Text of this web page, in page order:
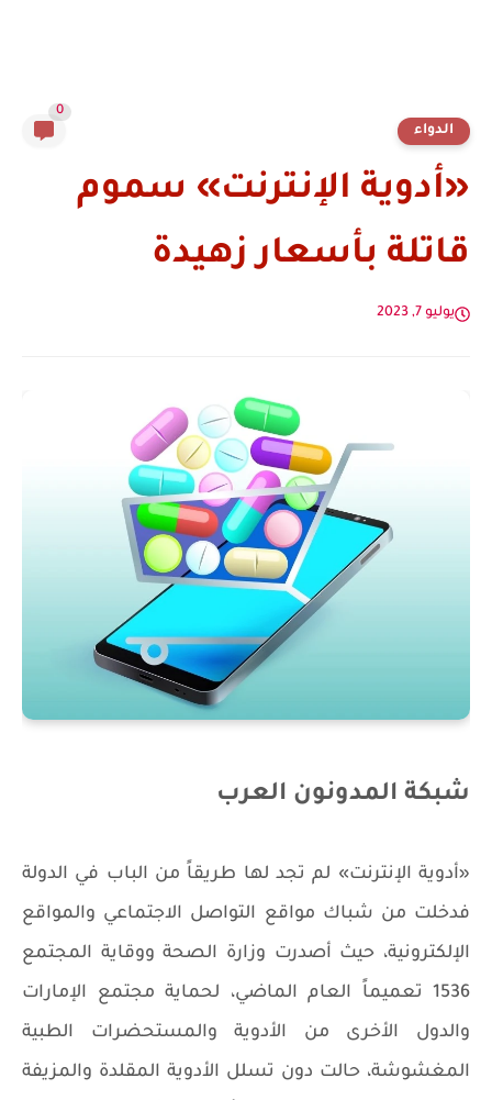
الدواء
0
«أدوية الإنترنت» سموم
قاتلة بأسعار زهيدة
يوليو 7, 2023
شبكة المدونون العرب
«أدوية الإنترنت» لم تجد لها طريقاً من الباب في الدولة
فدخلت من شباك مواقع التواصل الاجتماعي والمواقع
الإلكترونية، حيث أصدرت وزارة الصحة ووقاية المجتمع
1536 تعميماً العام الماضي، لحماية مجتمع الإمارات
والدول الأخرى من الأدوية والمستحضرات الطبية
المغشوشة، حالت دون تسلل الأدوية المقلدة والمزيفة